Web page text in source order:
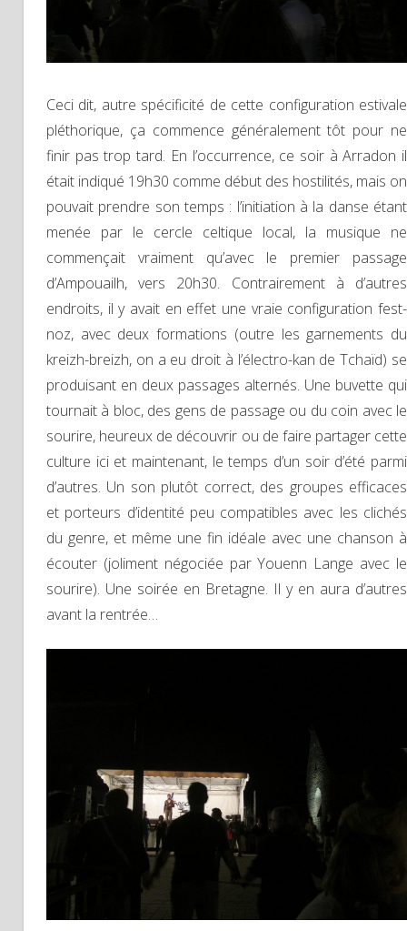
Ceci dit, autre spécificité de cette configuration estivale
pléthorique, ça commence généralement tôt pour ne
finir pas trop tard. En l’occurrence, ce soir à Arradon il
était indiqué 19h30 comme début des hostilités, mais on
pouvait prendre son temps : l’initiation à la danse étant
menée par le cercle celtique local, la musique ne
commençait vraiment qu’avec le premier passage
d’Ampouailh, vers 20h30. Contrairement à d’autres
endroits, il y avait en effet une vraie configuration fest-
noz, avec deux formations (outre les garnements du
kreizh-breizh, on a eu droit à l’électro-kan de Tchaïd) se
produisant en deux passages alternés. Une buvette qui
tournait à bloc, des gens de passage ou du coin avec le
sourire, heureux de découvrir ou de faire partager cette
culture ici et maintenant, le temps d’un soir d’été parmi
d’autres. Un son plutôt correct, des groupes efficaces
et porteurs d’identité peu compatibles avec les clichés
du genre, et même une fin idéale avec une chanson à
écouter (joliment négociée par Youenn Lange avec le
sourire). Une soirée en Bretagne. Il y en aura d’autres
avant la rentrée…